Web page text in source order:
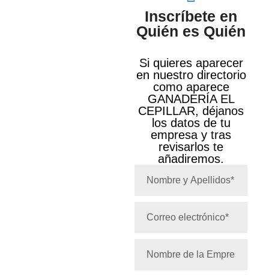
Inscríbete en
Quién es Quién
Si quieres aparecer
en nuestro directorio
como aparece
GANADERÍA EL
CEPILLAR, déjanos
los datos de tu
empresa y tras
revisarlos te
añadiremos.